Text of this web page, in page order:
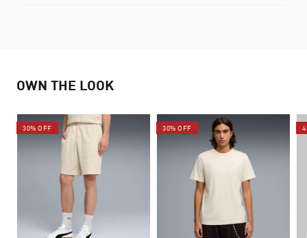
OWN THE LOOK
30% OFF 30% OFF